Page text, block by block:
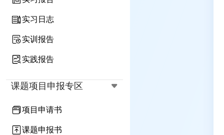
实习日志
实训报告
实践报告
课题项目申报专区
项目申请书
课题申报书